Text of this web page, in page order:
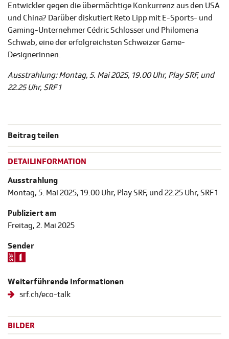
Entwickler gegen die übermächtige Konkurrenz aus den USA
und China? Darüber diskutiert Reto Lipp mit E-Sports- und
Gaming-Unternehmer Cédric Schlosser und Philomena
Schwab, eine der erfolgreichsten Schweizer Game-
Designerinnen.
Ausstrahlung: Montag, 5. Mai 2025, 19.00 Uhr, Play SRF, und
22.25 Uhr, SRF 1
Beitrag teilen
DETAILINFORMATION
Ausstrahlung
Montag, 5. Mai 2025, 19.00 Uhr, Play SRF, und 22.25 Uhr, SRF 1
Publiziert am
Freitag, 2. Mai 2025
Sender
Weiterführende Informationen
srf.ch/eco-talk
BILDER